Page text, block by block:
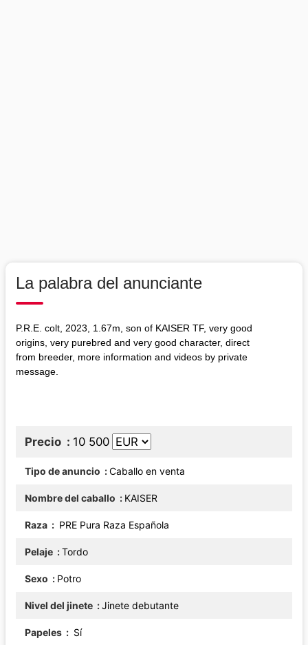
La palabra del anunciante
P.R.E. colt, 2023, 1.67m, son of KAISER TF, very good
origins, very purebred and very good character, direct
from breeder, more information and videos by private
message.
Precio 10 500
Tipo de anuncio Caballo en venta
Nombre del caballo KAISER
Raza PRE Pura Raza Española
Pelaje Tordo
Sexo Potro
Nivel del jinete Jinete debutante
Papeles Sí